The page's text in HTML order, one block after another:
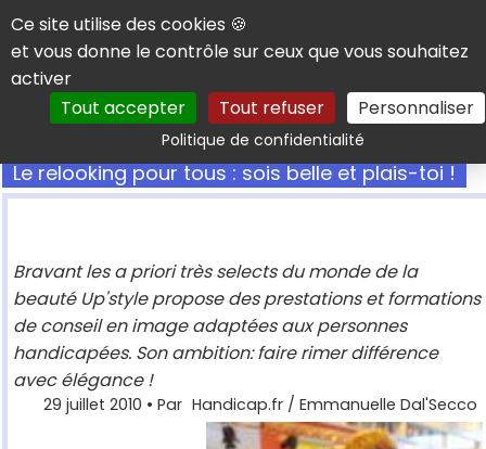
Panneau de gestion des cookies
Ce site utilise des cookies 🍪
et vous donne le contrôle sur ceux que vous souhaitez
activer
Tout accepter
Tout refuser Personnaliser
Politique de confidentialitéRechercher
Le relooking pour tous : sois belle et plais-toi !
Bravant les a priori très selects du monde de la
beauté Up'style propose des prestations et formations
de conseil en image adaptées aux personnes
handicapées. Son ambition: faire rimer différence
avec élégance !
29 juillet 2010 • Par Handicap.fr / Emmanuelle Dal'Secco